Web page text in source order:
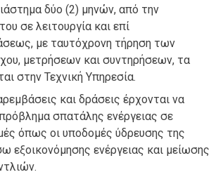
δύο (2) μηνών, από την
σε λειτουργία και επί
με ταυτόχρονη τήρηση των
μετρήσεων και συντηρήσεων, τα
στην Τεχνική Υπηρεσία.
και δράσεις έρχονται να
σπατάλης ενέργειας σε
όπως οι υποδομές ύδρευσης της
εξοικονόμησης ενέργειας και μείωσης